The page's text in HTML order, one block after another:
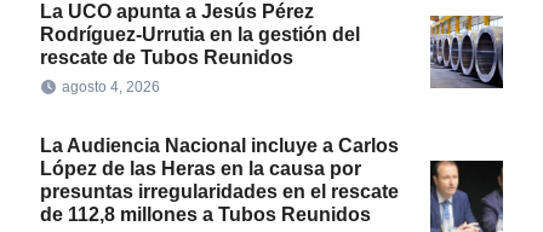
La UCO apunta a Jesús Pérez
Rodríguez-Urrutia en la gestión del
rescate de Tubos Reunidos
agosto 4, 2026
La Audiencia Nacional incluye a Carlos
López de las Heras en la causa por
presuntas irregularidades en el rescate
de 112,8 millones a Tubos Reunidos